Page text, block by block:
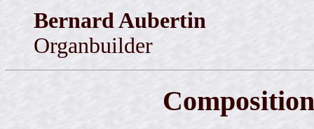
Bernard Aubertin
Organbuilder